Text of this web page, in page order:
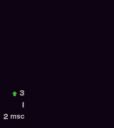
3
2 msc